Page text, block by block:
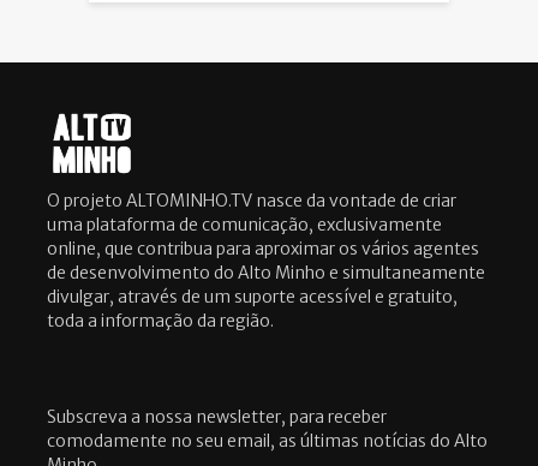
O projeto ALTOMINHO.TV nasce da vontade de criar
uma plataforma de comunicação, exclusivamente
online, que contribua para aproximar os vários agentes
de desenvolvimento do Alto Minho e simultaneamente
divulgar, através de um suporte acessível e gratuito,
toda a informação da região.
Subscreva a nossa newsletter, para receber
comodamente no seu email, as últimas notícias do Alto